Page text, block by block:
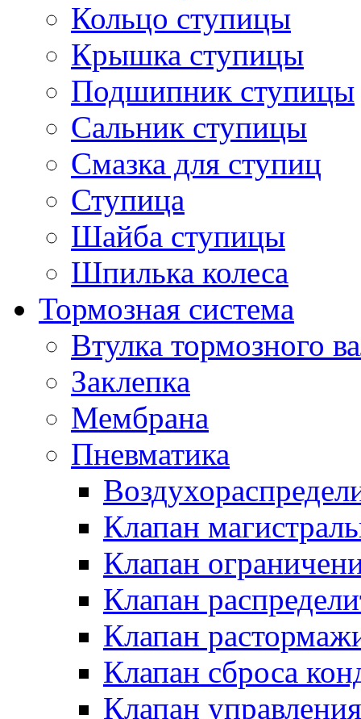
Кольцо ступицы
Крышка ступицы
Подшипник ступицы
Сальник ступицы
Смазка для ступиц
Ступица
Шайба ступицы
Шпилька колеса
Тормозная система
Втулка тормозного
Заклепка
Мембрана
Пневматика
Клапан
Клапан
Клапан
Клапан
Клапан сброса
Клапан управления